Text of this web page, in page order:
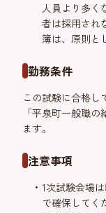
人員より多く
者は採用され
簿は、原則と
勤務条件
この試験に合格し
「平泉町一般職
ます。
注意事項
1次試験会場
で確保してく